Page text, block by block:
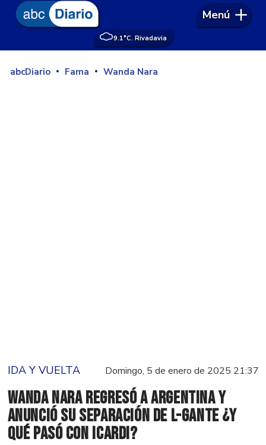
9.1°C. Rivadavia
Menú
abcDiario Fama Wanda Nara
IDA Y VUELTA Domingo, 5 de enero de 2025 21:37
Wanda Nara regresó a Argentina y
anunció su separación de L-Gante ¿Y
qué pasó con Icardi?